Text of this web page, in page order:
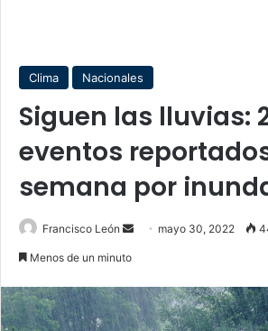
Clima Nacionales
Siguen las lluvias:
eventos
semana por
Francisco León
Send mayo 30, 2022
Menos de un minuto